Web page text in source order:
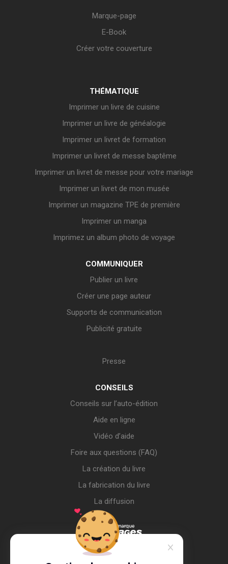
Marque-page
E-Book
Créer votre couverture
THÉMATIQUE
Imprimer un livre de cuisine
Imprimer un livre de généalogie
Imprimer un livret de formation
Imprimer un livret de messe baptême
Imprimer un livret de messe pour votre mariage
Imprimer un livret de mon musée
Imprimer un magazine TPE de première
Imprimer un manga
Imprimez un album photo de voyage
COMMUNIQUER
Publier un livre
Créer une page auteur
Supports de communication
Publicité gratuite
Presse
CONSEILS
Conseils sur l’auto-édition
Aide en ligne
Vidéo d’aide
Foire aux questions (FAQ)
La création du livre
La fabrication du livre
La diffusion